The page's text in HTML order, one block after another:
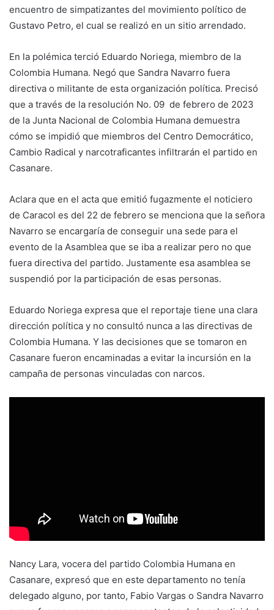
encuentro de simpatizantes del movimiento político de
Gustavo Petro, el cual se realizó en un sitio arrendado.
En la polémica terció Eduardo Noriega, miembro de la
Colombia Humana. Negó que Sandra Navarro fuera
directiva o militante de esta organización política. Precisó
que a través de la resolución No. 09 de febrero de 2023
de la Junta Nacional de Colombia Humana demuestra
cómo se impidió que miembros del Centro Democrático,
Cambio Radical y narcotraficantes infiltrarán el partido en
Casanare.
Aclara que en el acta que emitió fugazmente el noticiero
de Caracol es del 22 de febrero se menciona que la señora
Navarro se encargaría de conseguir una sede para el
evento de la Asamblea que se iba a realizar pero no que
fuera directiva del partido. Justamente esa asamblea se
suspendió por la participación de esas personas.
Eduardo Noriega expresa que el reportaje tiene una clara
dirección política y no consultó nunca a las directivas de
Colombia Humana. Y las decisiones que se tomaron en
Casanare fueron encaminadas a evitar la incursión en la
campaña de personas vinculadas con narcos.
Nancy Lara, vocera del partido Colombia Humana en
Casanare, expresó que en este departamento no tenía
delegado alguno, por tanto, Fabio Vargas o Sandra Navarro